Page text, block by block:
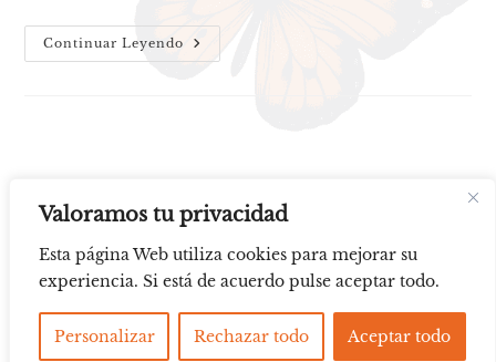
Valoramos tu privacidad
Esta página Web utiliza cookies para mejorar su
experiencia. Si está de acuerdo pulse aceptar todo.
Personalizar Rechazar todo Aceptar todo
Continuar Leyendo Diosas
Aviso legal Política de Cookies